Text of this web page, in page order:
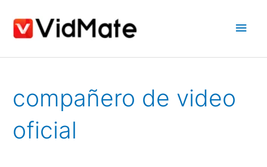
contenido
compañero de video
oficial